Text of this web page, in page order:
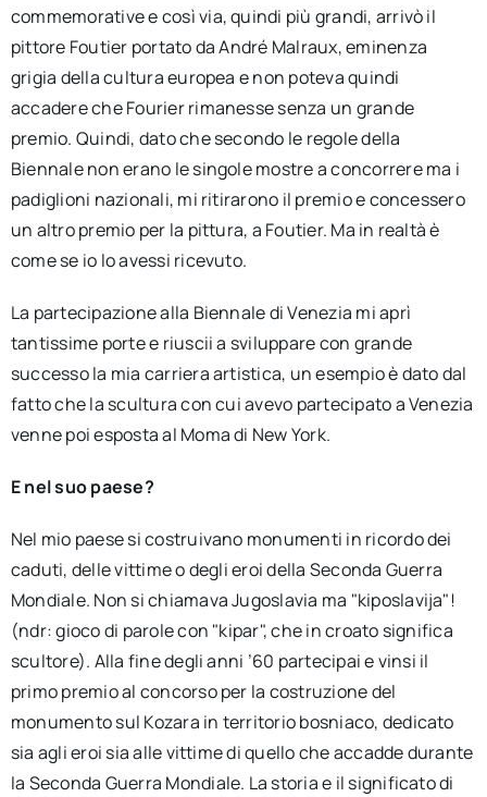
commemorative e così via, quindi più grandi, arrivò il
pittore Foutier portato da André Malraux, eminenza
grigia della cultura europea e non poteva quindi
accadere che Fourier rimanesse senza un grande
premio. Quindi, dato che secondo le regole della
Biennale non erano le singole mostre a concorrere ma i
padiglioni nazionali, mi ritirarono il premio e concessero
un altro premio per la pittura, a Foutier. Ma in realtà è
come se io lo avessi ricevuto.
La partecipazione alla Biennale di Venezia mi aprì
tantissime porte e riuscii a sviluppare con grande
successo la mia carriera artistica, un esempio è dato dal
fatto che la scultura con cui avevo partecipato a Venezia
venne poi esposta al Moma di New York.
E nel suo paese?
Nel mio paese si costruivano monumenti in ricordo dei
caduti, delle vittime o degli eroi della Seconda Guerra
Mondiale. Non si chiamava Jugoslavia ma "kiposlavija"!
(ndr: gioco di parole con "kipar", che in croato significa
scultore). Alla fine degli anni ’60 partecipai e vinsi il
primo premio al concorso per la costruzione del
monumento sul Kozara in territorio bosniaco, dedicato
sia agli eroi sia alle vittime di quello che accadde durante
la Seconda Guerra Mondiale. La storia e il significato di